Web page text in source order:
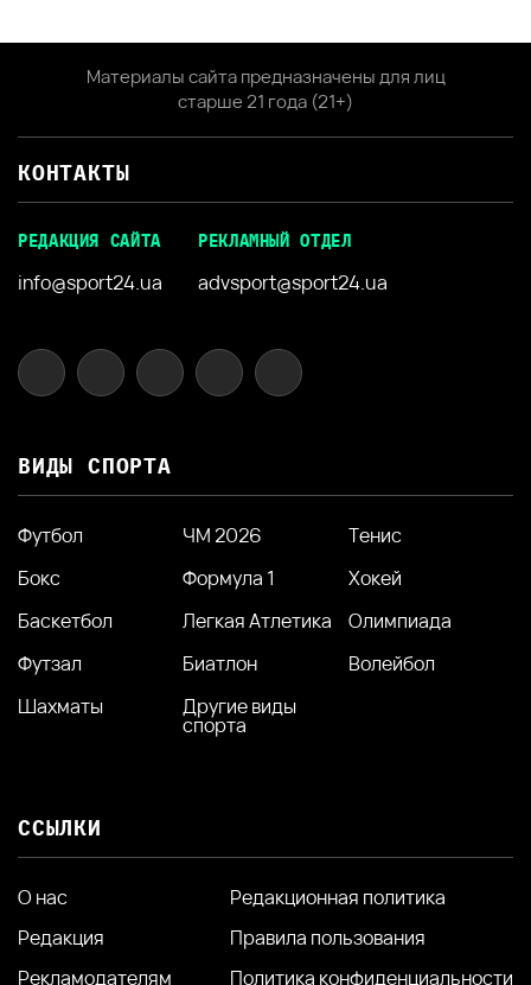
Материалы сайта предназначены для лиц
старше 21 года (21+)
КОНТАКТЫ
РЕДАКЦИЯ САЙТА
info@sport24.ua
РЕКЛАМНЫЙ ОТДЕЛ
advsport@sport24.ua
ВИДЫ СПОРТА
Футбол ЧМ 2026
Тенис
Бокс
Формула 1
Хокей
Баскетбол
Легкая Атлетика
Олимпиада
Футзал
Биатлон
Волейбол
Шахматы
Другие виды
спорта
ССЫЛКИ
О нас
Редакция
Рекламодателям
Редакционная политика
Правила пользования
Политика конфиденциальности